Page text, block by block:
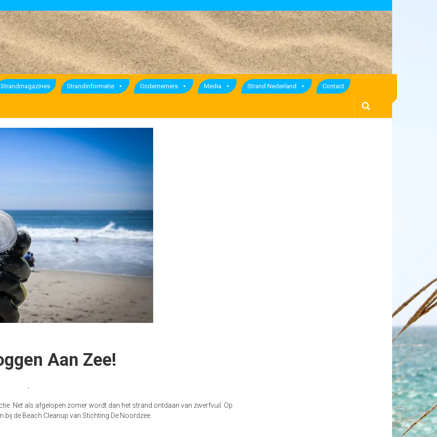
Strandmagazines Strandinformatie Ondernemers Media Strand Nederland Contact
Aan Zee!
,
Net als afgelopen zomer wordt dan het strand ontdaan van zwerfvuil. Op
de Beach Cleanup van Stichting De Noordzee.